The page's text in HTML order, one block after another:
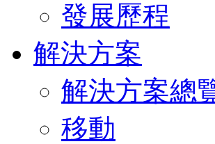
發展歷程
解決方案
解決方案總
移動